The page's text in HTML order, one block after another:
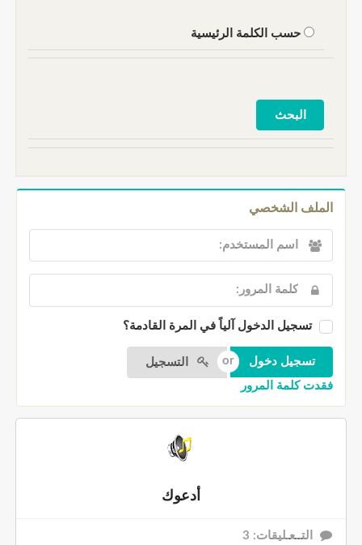
حسب الكلمة الرئيسية
الملف الشخصي
تسجيل الدخول آلياً في المرة القادمة؟
التسجيل
فقدت كلمة المرور
أدعوك
التــعـليقات: 3